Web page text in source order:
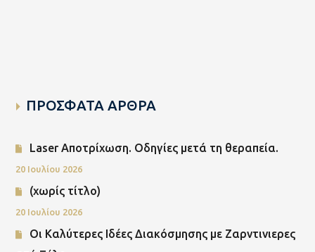
ΠΡΟΣΦΑΤΑ ΑΡΘΡΑ
Laser Αποτρίχωση. Οδηγίες μετά τη θεραπεία.
20 Ιουλίου 2026
(χωρίς τίτλο)
20 Ιουλίου 2026
Οι Καλύτερες Ιδέες Διακόσμησης με Ζαρντινιερες